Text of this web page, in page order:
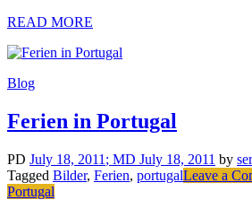
READ MORE
Blog
Ferien in Portugal
PD July 18, 2011 ; MD July 18, 2011 by
Tagged Bilder, Ferien, portugalLeave a
Portugal